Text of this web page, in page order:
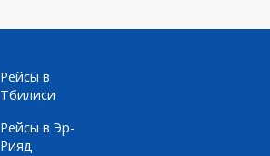
Рейсы в
Тбилиси
Рейсы в Эр-
Рияд